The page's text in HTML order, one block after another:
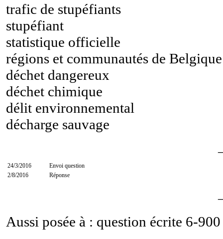
trafic de stupéfiants
stupéfiant
statistique officielle
régions et communautés de Belgique
déchet dangereux
déchet chimique
délit environnemental
décharge sauvage
24/3/2016
Envoi question
2/8/2016
Réponse
Aussi posée à : question écrite 6-900